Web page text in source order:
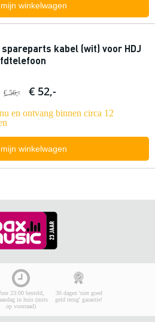
winkelwagen
kabel (wit) voor HDJ
€ 56,- € 52,-
en ontvang binnen circa 12
winkelwagen
23:00 besteld,
in huis (mits
op voorraad)
30 dagen 'niet goed
geld terug' garantie!